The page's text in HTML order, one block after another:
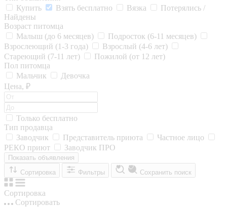
Купить
Взять бесплатно Вязка
Потерялись /
Найдены
Возраст питомца
Малыш (до 6 месяцев)
Подросток (6-11 месяцев)
Взрослеющий (1-3 года)
Взрослый (4-6 лет)
Стареющий (7-11 лет)
Пожилой (от 12 лет)
Пол питомца
Мальчик
Девочка
Цена, ₽
Только бесплатно
Тип продавца
Заводчик
Представитель приюта
Частное лицо
РЕКО приют
Заводчик ПРО
Показать объявления
Сортировка
Фильтры Сохранить поиск
Сортировка
Сортировать